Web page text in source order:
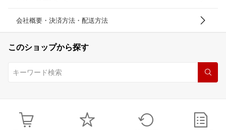
会社概要・決済方法・配送方法
このショップから探す